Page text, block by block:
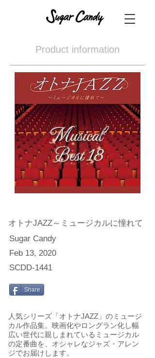
Product information
オトナJAZZ～ミュージカルに憧れて
Sugar Candy
Feb 13, 2020
SCDD-1441
Share
人気シリーズ「オトナJAZZ」のミュージ
カル作品集。映画化やロングラン化し幅
広い世代に親しまれているミュージカル
の定番曲を、オシャレなジャズ・アレン
ジでお届けします。